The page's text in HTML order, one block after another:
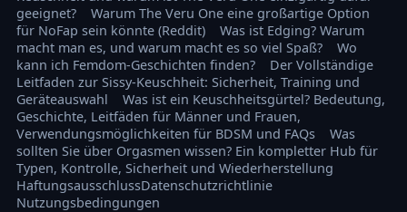
geeignet?
Warum The Veru One eine großartige Option
für NoFap sein könnte (Reddit)
Was ist Edging? Warum
macht man es, und warum macht es so viel Spaß?
Wo
kann ich Femdom-Geschichten finden?
Der Vollständige
Leitfaden zur Sissy-Keuschheit: Sicherheit, Training und
Geräteauswahl
Was ist ein Keuschheitsgürtel? Bedeutung,
Geschichte, Leitfäden für Männer und Frauen,
Verwendungsmöglichkeiten für BDSM und FAQs
Was
sollten Sie über Orgasmen wissen? Ein kompletter Hub für
Typen, Kontrolle, Sicherheit und Wiederherstellung
HaftungsausschlussDatenschutzrichtlinie
Nutzungsbedingungen